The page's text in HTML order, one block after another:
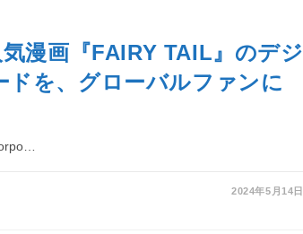
漫画『FAIRY TAIL』のデジ
ドを、グローバルファンに
2024年5月14日